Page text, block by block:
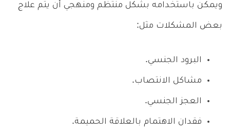
ويمكن باستخدامه بشكل منتظم ومنهجي أن يتم علاج
بعض المشكلات مثل:
البرود الجنسي.
مشاكل الانتصاب.
العجز الجنسي.
فقدان الاهتمام بالعلاقة الحميمة.